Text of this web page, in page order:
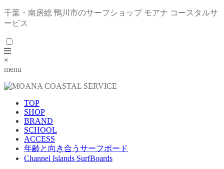
千葉・南房総 鴨川市のサーフショップ モアナ コースタルサ
ービス
×
menu
TOP
SHOP
BRAND
SCHOOL
ACCESS
年齢と向き合うサーフボード
Channel Islands SurfBoards